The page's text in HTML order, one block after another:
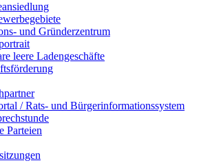
und Gründerzentrum
leere Ladengeschäfte
/ Rats- und Bürgerinformationssystem
Parteien